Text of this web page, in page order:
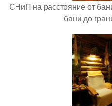
СНиП на расстояние от
бани до